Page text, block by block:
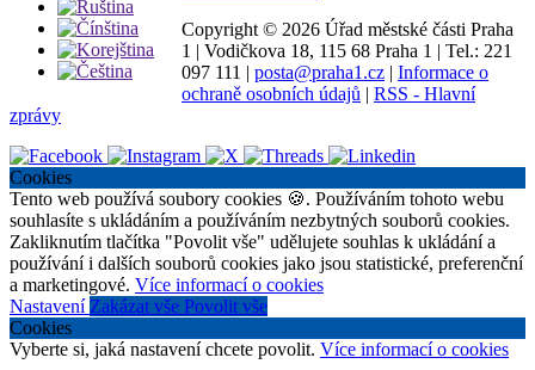
Copyright © 2026 Úřad městské části Praha
1 | Vodičkova 18, 115 68 Praha 1 | Tel.: 221
097 111 | posta@praha1.cz | Informace o
ochraně osobních údajů | RSS - Hlavní
zprávy
Cookies
Tento web používá soubory cookies 🍪. Používáním tohoto webu
souhlasíte s ukládáním a používáním nezbytných souborů cookies.
Zakliknutím tlačítka "Povolit vše" udělujete souhlas k ukládání a
používání i dalších souborů cookies jako jsou statistické, preferenční
a marketingové. Více informací o cookies
Nastavení Zakázat vše Povolit vše
Cookies
Vyberte si, jaká nastavení chcete povolit. Více informací o cookies